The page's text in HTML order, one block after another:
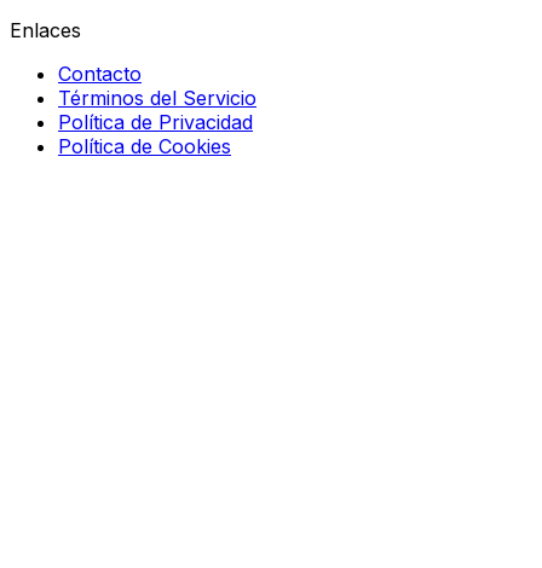
Enlaces
Contacto
Términos del Servicio
Política de Privacidad
Política de Cookies